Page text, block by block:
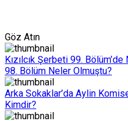
Göz Atın
Kızılcık Şerbeti 99.
98. Bölüm Neler Olmuştu?
Arka Sokaklar’da Aylin
Kimdir?